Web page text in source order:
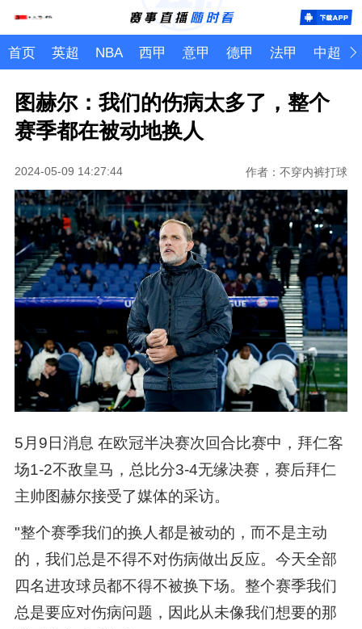
首页 英超 NBA 西甲 意甲 德甲 法甲 中超
图赫尔：我们的伤病太多了，整个
赛季都在被动地换人
2024-05-09 14:27:44 作者：不穿内裤打球
5月9日消息 在欧冠半决赛次回合比赛中，拜仁客
场1-2不敌皇马，总比分3-4无缘决赛，赛后拜仁
主帅图赫尔接受了媒体的采访。
"整个赛季我们的换人都是被动的，而不是主动
的，我们总是不得不对伤病做出反应。今天全部
四名进攻球员都不得不被换下场。整个赛季我们
总是要应对伤病问题，因此从未像我们想要的那